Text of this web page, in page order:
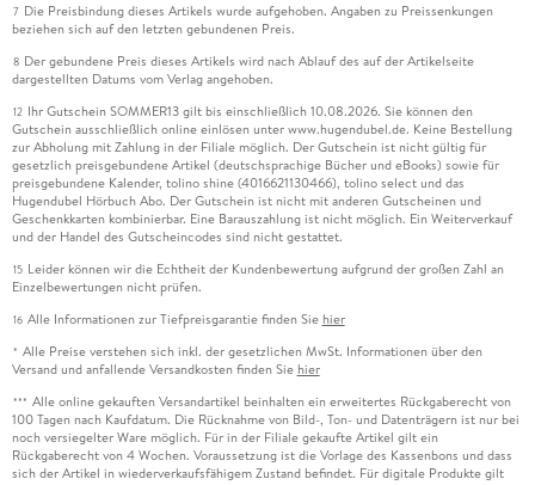
7 Die Preisbindung dieses Artikels wurde aufgehoben. Angaben zu Preissenkungen
beziehen sich auf den letzten gebundenen Preis.
8 Der gebundene Preis dieses Artikels wird nach Ablauf des auf der Artikelseite
dargestellten Datums vom Verlag angehoben.
12 Ihr Gutschein SOMMER13 gilt bis einschließlich 10.08.2026. Sie können den
Gutschein ausschließlich online einlösen unter www.hugendubel.de. Keine Bestellung
zur Abholung mit Zahlung in der Filiale möglich. Der Gutschein ist nicht gültig für
gesetzlich preisgebundene Artikel (deutschsprachige Bücher und eBooks) sowie für
preisgebundene Kalender, tolino shine (4016621130466), tolino select und das
Hugendubel Hörbuch Abo. Der Gutschein ist nicht mit anderen Gutscheinen und
Geschenkkarten kombinierbar. Eine Barauszahlung ist nicht möglich. Ein Weiterverkauf
und der Handel des Gutscheincodes sind nicht gestattet.
15 Leider können wir die Echtheit der Kundenbewertung aufgrund der großen Zahl an
Einzelbewertungen nicht prüfen.
16 Alle Informationen zur Tiefpreisgarantie finden Sie hier
* Alle Preise verstehen sich inkl. der gesetzlichen MwSt. Informationen über den
Versand und anfallende Versandkosten finden Sie hier
*** Alle online gekauften Versandartikel beinhalten ein erweitertes Rückgaberecht von
100 Tagen nach Kaufdatum. Die Rücknahme von Bild-, Ton- und Datenträgern ist nur bei
noch versiegelter Ware möglich. Für in der Filiale gekaufte Artikel gilt ein
Rückgaberecht von 4 Wochen. Voraussetzung ist die Vorlage des Kassenbons und dass
sich der Artikel in wiederverkaufsfähigem Zustand befindet. Für digitale Produkte gilt